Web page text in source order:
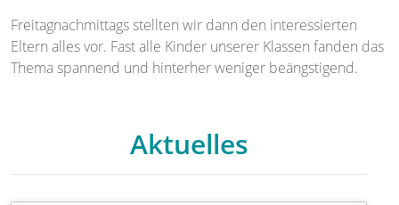
Freitagnachmittags stellten wir dann den interessierten
Eltern alles vor. Fast alle Kinder unserer Klassen fanden das
Thema spannend und hinterher weniger beängstigend.
Aktuelles